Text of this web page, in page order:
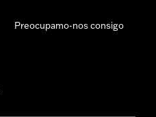
Preocupamo-nos consigo